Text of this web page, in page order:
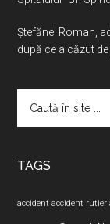
Ştefănel Roman,
după ce a căzut
TAGS
accident accident rutier